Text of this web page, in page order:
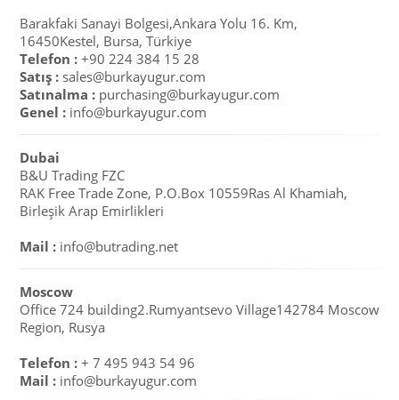
Barakfaki Sanayi Bolgesi,Ankara Yolu 16. Km,
16450Kestel, Bursa, Türkiye
Telefon :+90 224 384 15 28
Satış :sales@burkayugur.com
Satınalma : purchasing@burkayugur.com
Genel : info@burkayugur.com
Dubai
B&U Trading FZC
RAK Free Trade Zone, P.O.Box 10559Ras Al Khamiah,
Birleşik Arap Emirlikleri
Mail : info@butrading.net
Moscow
Office 724 building2.Rumyantsevo Village142784 Moscow
Region, Rusya
Telefon :+ 7 495 943 54 96
Mail :info@burkayugur.com